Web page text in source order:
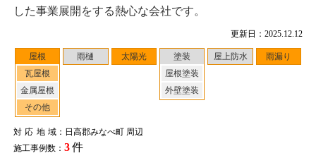
更新日：2025.12.12
屋根
瓦屋根
金属屋根
その他
雨樋 太陽光
塗装
屋根塗装
外壁塗装
屋上防水 雨漏り
対応地域：日高郡みなべ町 周辺
施工事例数： 3件
した事業展開をする熱心な会社です。